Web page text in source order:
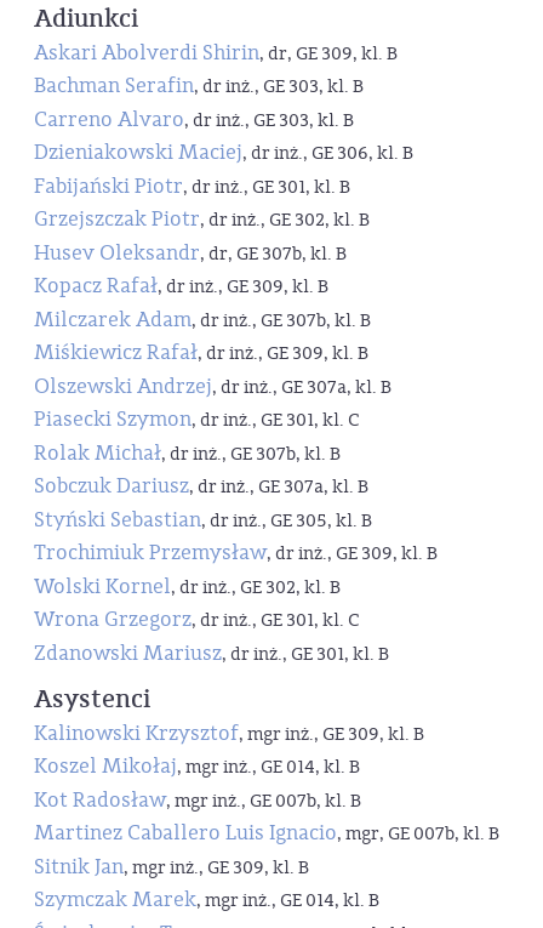
Adiunkci
Askari Abolverdi Shirin, dr, GE 309, kl. B
Bachman Serafin, dr inż., GE 303, kl. B
Carreno Alvaro, dr inż., GE 303, kl. B
Dzieniakowski Maciej, dr inż., GE 306, kl. B
Fabijański Piotr, dr inż., GE 301, kl. B
Grzejszczak Piotr, dr inż., GE 302, kl. B
Husev Oleksandr, dr, GE 307b, kl. B
Kopacz Rafał, dr inż., GE 309, kl. B
Milczarek Adam, dr inż., GE 307b, kl. B
Miśkiewicz Rafał, dr inż., GE 309, kl. B
Olszewski Andrzej, dr inż., GE 307a, kl. B
Piasecki Szymon, dr inż., GE 301, kl. C
Rolak Michał, dr inż., GE 307b, kl. B
Sobczuk Dariusz, dr inż., GE 307a, kl. B
Styński Sebastian, dr inż., GE 305, kl. B
Trochimiuk Przemysław, dr inż., GE 309, kl. B
Wolski Kornel, dr inż., GE 302, kl. B
Wrona Grzegorz, dr inż., GE 301, kl. C
Zdanowski Mariusz, dr inż., GE 301, kl. B
Asystenci
Kalinowski Krzysztof, mgr inż., GE 309, kl. B
Koszel Mikołaj, mgr inż., GE 014, kl. B
Kot Radosław, mgr inż., GE 007b, kl. B
Martinez Caballero Luis Ignacio, mgr, GE 007b, kl. B
Sitnik Jan, mgr inż., GE 309, kl. B
Szymczak Marek, mgr inż., GE 014, kl. B